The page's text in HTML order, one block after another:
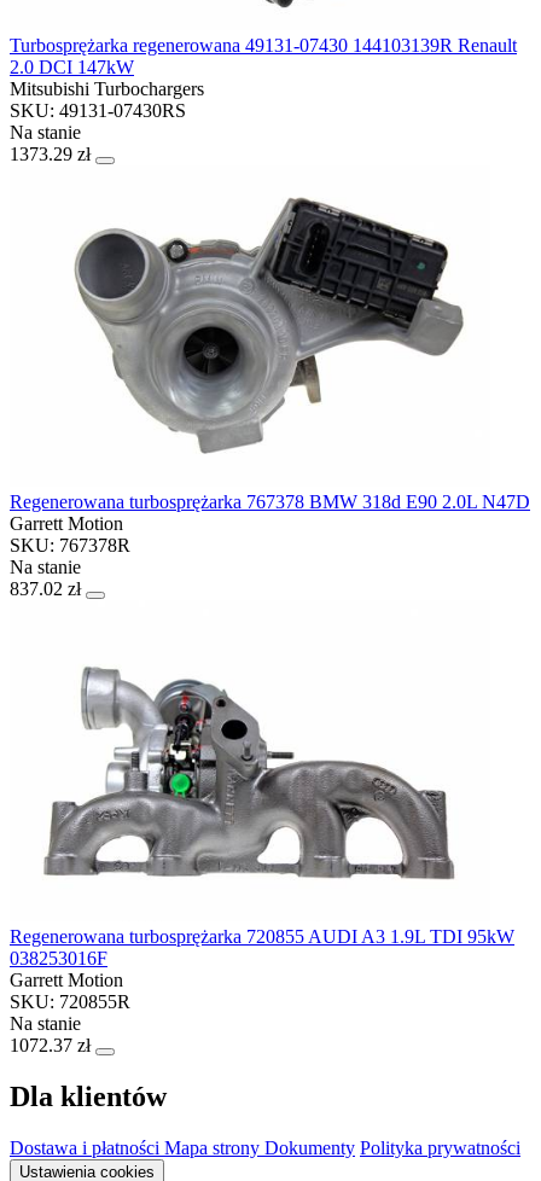
Turbosprężarka regenerowana 49131-07430 144103139R Renault
2.0 DCI 147kW
Mitsubishi Turbochargers
SKU: 49131-07430RS
Na stanie
1373.29 zł
Regenerowana turbosprężarka 767378 BMW 318d E90 2.0L N47D
Garrett Motion
SKU: 767378R
Na stanie
837.02 zł
Regenerowana turbosprężarka 720855 AUDI A3 1.9L TDI 95kW
038253016F
Garrett Motion
SKU: 720855R
Na stanie
1072.37 zł
Dla klientów
Dostawa i płatności Mapa strony Dokumenty Polityka prywatności
Ustawienia cookies